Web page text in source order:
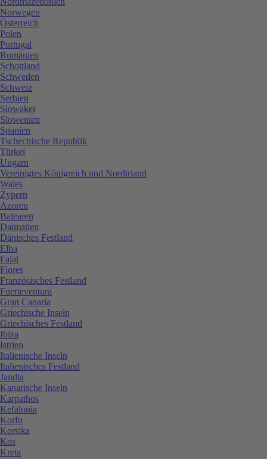
Norwegen
Österreich
Polen
Portugal
Rumänien
Schottland
Schweden
Schweiz
Serbien
Slowakei
Slowenien
Spanien
Tschechische Republik
Türkei
Ungarn
Vereinigtes Königreich und Nordirland
Wales
Zypern
Azoren
Balearen
Dalmatien
Dänisches Festland
Elba
Faial
Flores
Französisches Festland
Fuerteventura
Gran Canaria
Griechische Inseln
Griechisches Festland
Ibiza
Istrien
Italienische Inseln
Italienisches Festland
Jandia
Kanarische Inseln
Karpathos
Kefalonia
Korfu
Korsika
Kos
Kreta